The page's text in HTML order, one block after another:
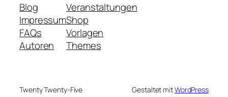
Blog
Impressum
FAQs
Autoren
Veranstaltungen
Shop
Vorlagen
Themes
Twenty Twenty-Five Gestaltet mitWordPress